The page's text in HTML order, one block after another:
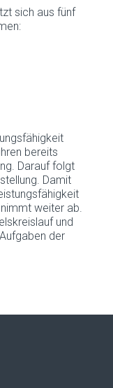
sich aus fünf
bereits
Darauf folgt
Damit
weiter ab.
und
der